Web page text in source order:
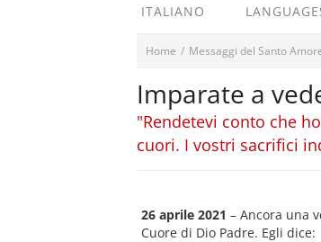
ITALIANO
Home / Messaggi del Santo
Imparate a
"Rendetevi conto che
cuori. I vostri sacrifici
26 aprile 2021 – Ancora una
Cuore di Dio Padre. Egli dice: